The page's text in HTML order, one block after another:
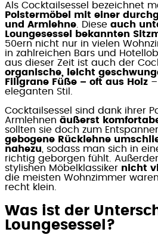
Als Cocktailsessel bezeichnet
Polstermöbel mit einer
und Armlehne. Diese auch
Loungesessel bekannten
50ern nicht nur in vielen
in zahlreichen Bars und
aus dieser Zeit ist auch der
organische, leicht
Filigrane Füße – oft aus Holz
eleganten Stil.
Cocktailsessel sind dank ihrer
Armlehnen äußerst
sollten sie doch zum
gebogene Rücklehne
nahezu, sodass man sich in
richtig geborgen fühlt.
stylishen Möbelklassiker nicht
die meisten Wohnzimmer
recht klein.
Was ist der
Loungesessel?